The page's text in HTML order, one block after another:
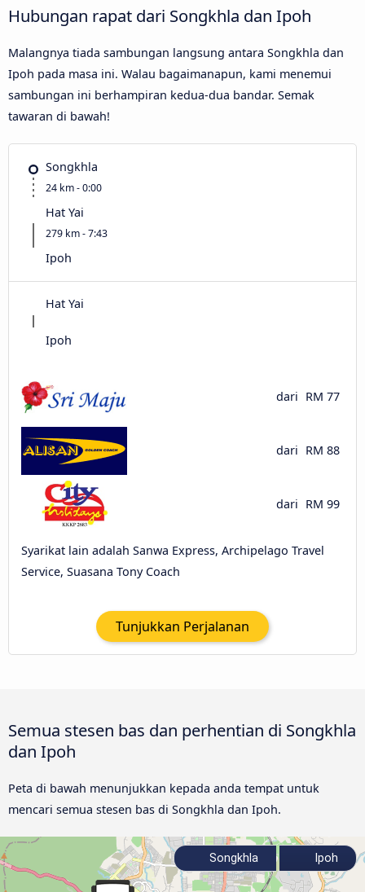
Hubungan rapat dari Songkhla dan Ipoh
Malangnya tiada sambungan langsung antara Songkhla dan
Ipoh pada masa ini. Walau bagaimanapun, kami menemui
sambungan ini berhampiran kedua-dua bandar. Semak
tawaran di bawah!
Songkhla
24 km - 0:00
Hat Yai
279 km - 7:43
Ipoh
Hat Yai
Ipoh
dari RM 77
dari RM 88
dari RM 99
Syarikat lain adalah Sanwa Express, Archipelago Travel
Service, Suasana Tony Coach
Tunjukkan Perjalanan
Semua stesen bas dan perhentian di Songkhla
dan Ipoh
Peta di bawah menunjukkan kepada anda tempat untuk
mencari semua stesen bas di Songkhla dan Ipoh.
Songkhla Ipoh